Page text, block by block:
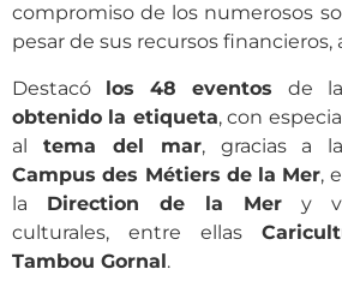
compromiso de los numerosos
pesar de sus recursos financieros,
Destacó los 48 eventos de
obtenido la etiqueta, con
al tema del mar, gracias a
Campus des Métiers de la Mer,
la Direction de la Mer y
culturales, entre ellas
Tambou Gornal.